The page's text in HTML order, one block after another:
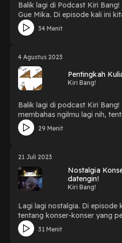
Balik lagi di Podcast Kiri
Gue Mika. Di episode kali ini
yang sedang mencari jati
bertepatan dengan setahunan
34 Menit
4 Agustus 2023
Pentingkah
Kiri Bang!
Balik lagi di podcast Kiri
membahas ngilmu lagi nih,
luar negeri?
29 Menit
21 Juli 2023
Nostalgia
datengin!
Kiri Bang!
Lagi lagi nostalgia. Di episode
tentang konser-konser yang
Ttapi ya, band bandd bukan
31 Menit